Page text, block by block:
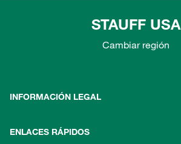
STAUFF USA
Cambiar región
INFORMACIÓN LEGAL
ENLACES RÁPIDOS